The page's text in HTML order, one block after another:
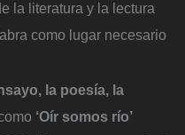
la literatura y la lectura
como lugar necesario
la poesía, la
‘Oír somos río’